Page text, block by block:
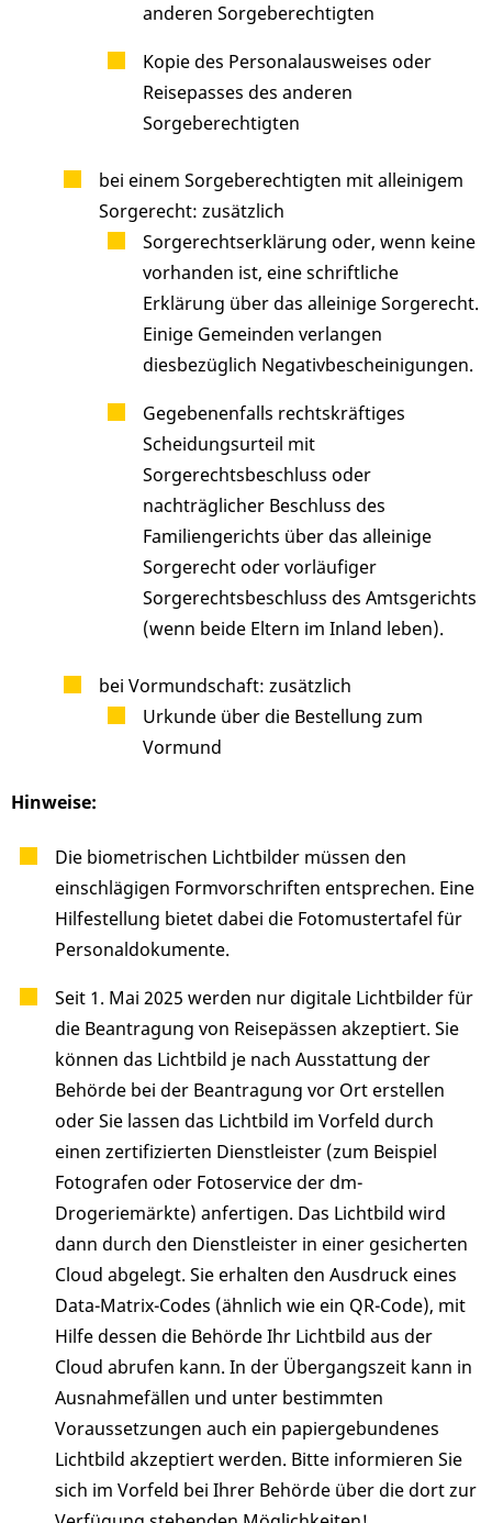
anderen Sorgeberechtigten
Kopie des Personalausweises oder
Reisepasses des anderen
Sorgeberechtigten
bei einem Sorgeberechtigten mit alleinigem
Sorgerecht: zusätzlich
Sorgerechtserklärung oder, wenn keine
vorhanden ist, eine schriftliche
Erklärung über das alleinige Sorgerecht.
Einige Gemeinden verlangen
diesbezüglich Negativbescheinigungen.
Gegebenenfalls rechtskräftiges
Scheidungsurteil mit
Sorgerechtsbeschluss oder
nachträglicher Beschluss des
Familiengerichts über das alleinige
Sorgerecht oder vorläufiger
Sorgerechtsbeschluss des Amtsgerichts
(wenn beide Eltern im Inland leben).
bei Vormundschaft: zusätzlich
Urkunde über die Bestellung zum
Vormund
Hinweise:
Die biometrischen Lichtbilder müssen den
einschlägigen Formvorschriften entsprechen. Eine
Hilfestellung bietet dabei die Fotomustertafel für
Personaldokumente.
Seit 1. Mai 2025 werden nur digitale Lichtbilder für
die Beantragung von Reisepässen akzeptiert. Sie
können das Lichtbild je nach Ausstattung der
Behörde bei der Beantragung vor Ort erstellen
oder Sie lassen das Lichtbild im Vorfeld durch
einen zertifizierten Dienstleister (zum Beispiel
Fotografen oder Fotoservice der dm-
Drogeriemärkte) anfertigen. Das Lichtbild wird
dann durch den Dienstleister in einer gesicherten
Cloud abgelegt. Sie erhalten den Ausdruck eines
Data-Matrix-Codes (ähnlich wie ein QR-Code), mit
Hilfe dessen die Behörde Ihr Lichtbild aus der
Cloud abrufen kann. In der Übergangszeit kann in
Ausnahmefällen und unter bestimmten
Voraussetzungen auch ein papiergebundenes
Lichtbild akzeptiert werden. Bitte informieren Sie
sich im Vorfeld bei Ihrer Behörde über die dort zur